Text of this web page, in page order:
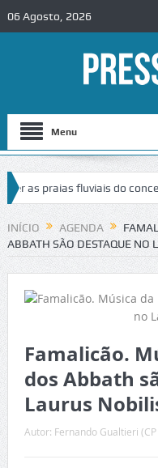
06 Agosto, 2026
Menu
praias fluviais do concelho
de trânsito no IC2 em
INÍCIO AGENDA
ABBATH SÃO DESTAQUE NO
Famalicão.
dos Abbath
Laurus
Autor: Fernando Gualtieri